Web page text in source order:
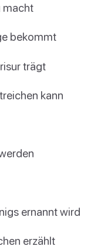
macht
bekommt
trägt
kann
ernannt wird
erzählt